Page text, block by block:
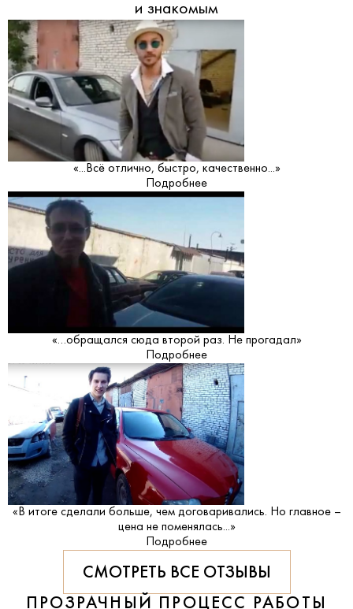
и знакомым
«...Всё отлично, быстро, качественно...»
Подробнее
«…обращался сюда второй раз. Не прогадал»
Подробнее
«В итоге сделали больше, чем договаривались. Но главное –
цена не поменялась...»
Подробнее
СМОТРЕТЬ ВСЕ ОТЗЫВЫ
ПРОЗРАЧНЫЙ ПРОЦЕСС РАБОТЫ